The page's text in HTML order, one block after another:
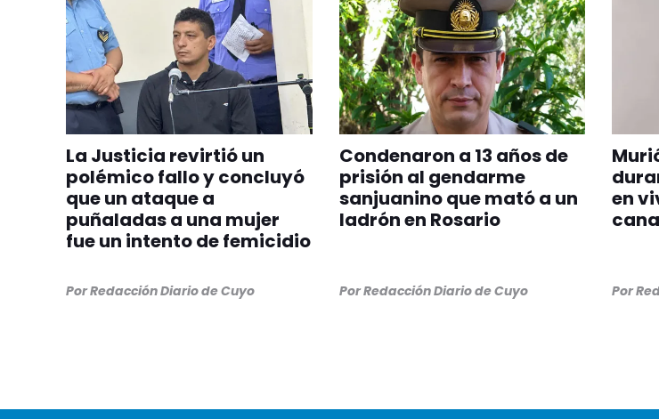
La Justicia revirtió un
polémico fallo y concluyó
que un ataque a
puñaladas a una mujer
fue un intento de femicidio
PorRedacción Diario de Cuyo
Condenaron a 13 años de
prisión al gendarme
sanjuanino que mató a un
ladrón en Rosario
PorRedacción Diario de Cuyo
en
Por